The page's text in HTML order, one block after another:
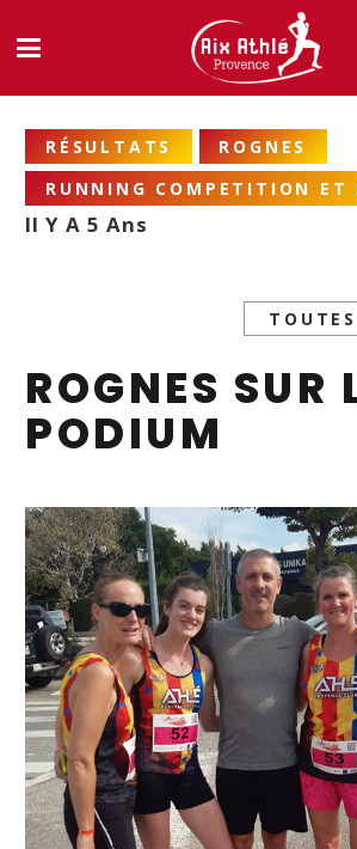
RÉSULTATS
ROGNES
RUNNING COMPETITION ET
Il Y A 5 Ans
ROGNES SUR
PODIUM